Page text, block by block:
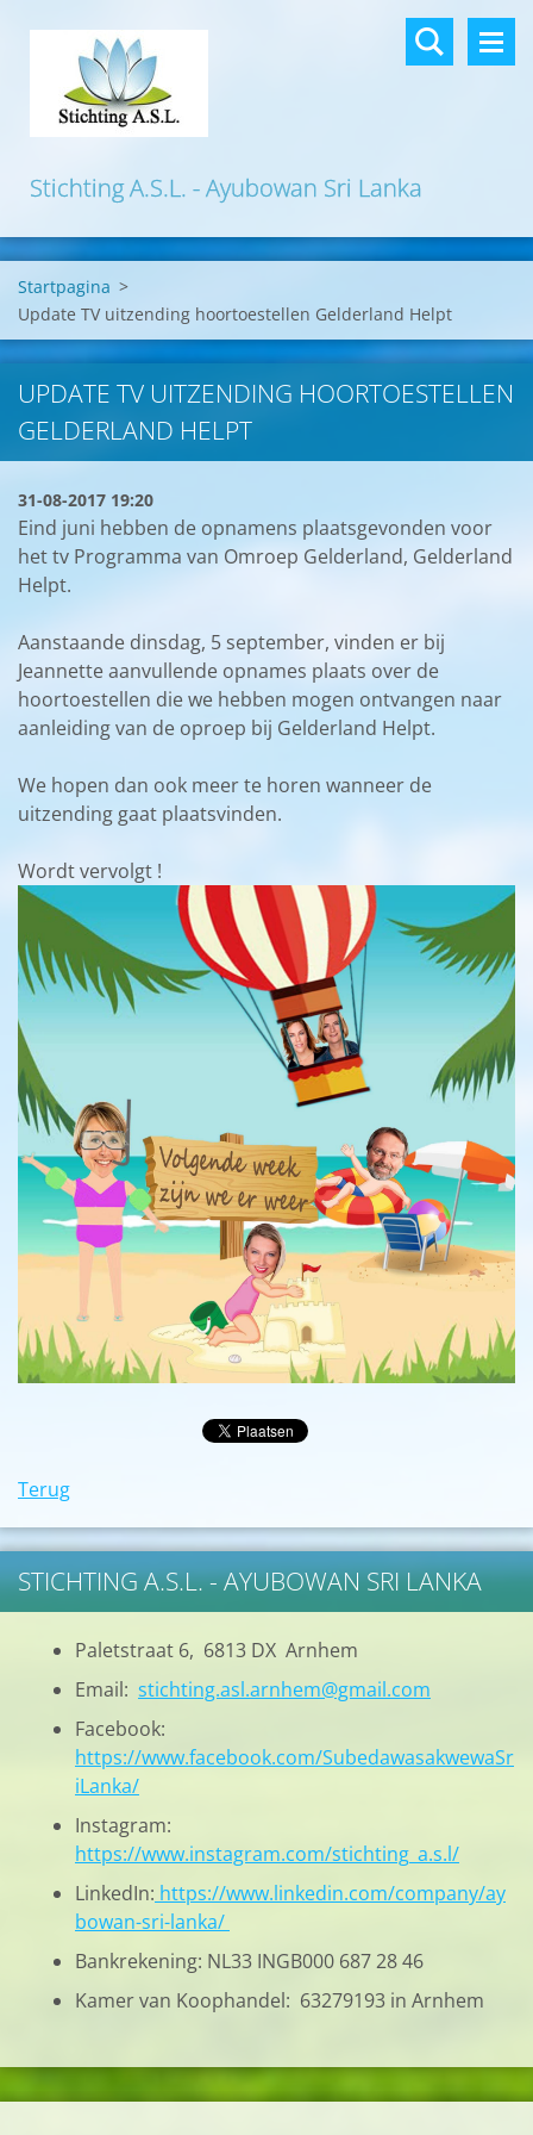
Stichting A.S.L. - Ayubowan Sri Lanka
Startpagina >
Update TV uitzending hoortoestellen Gelderland Helpt
UPDATE TV UITZENDING HOORTOESTELLEN
GELDERLAND HELPT
31-08-2017 19:20
Eind juni hebben de opnamens plaatsgevonden voor
het tv Programma van Omroep Gelderland, Gelderland
Helpt.
Aanstaande dinsdag, 5 september, vinden er bij
Jeannette aanvullende opnames plaats over de
hoortoestellen die we hebben mogen ontvangen naar
aanleiding van de oproep bij Gelderland Helpt.
We hopen dan ook meer te horen wanneer de
uitzending gaat plaatsvinden.
Wordt vervolgt !
Terug
STICHTING A.S.L. - AYUBOWAN SRI LANKA
Paletstraat 6, 6813 DX Arnhem
Email: stichting.asl.arnhem@gmail.com
Facebook:
https://www.facebook.com/SubedawasakwewaSr
iLanka/
Instagram:
https://www.instagram.com/stichting_a.s.l/
LinkedIn: https://www.linkedin.com/company/ay
bowan-sri-lanka/
Bankrekening: NL33 INGB000 687 28 46
Kamer van Koophandel: 63279193 in Arnhem